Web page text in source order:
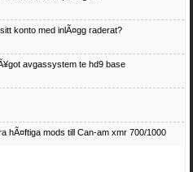
konto med inlÃ¤gg raderat?
avgassystem te hd9 base
hÃ¤ftiga mods till Can-am xmr 700/1000
Jag betalar bra och du kan nÃ¥ mig